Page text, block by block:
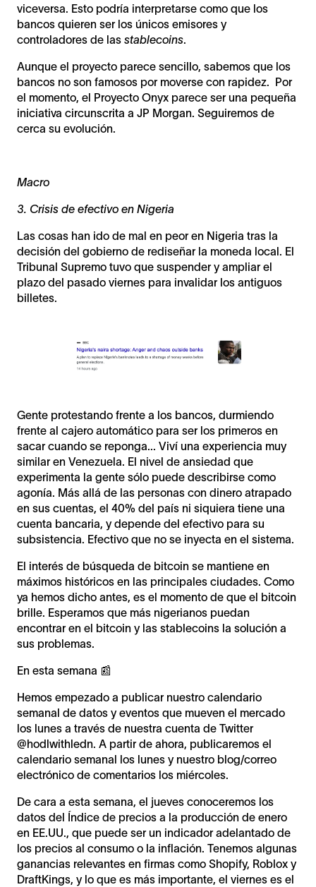
viceversa. Esto podría interpretarse como que los
bancos quieren ser los únicos emisores y
controladores de las stablecoins
Aunque el proyecto parece sencillo, sabemos que los
bancos no son famosos por moverse con rapidez. Por
el momento, el Proyecto Onyx parece ser una pequeña
iniciativa circunscrita a JP Morgan. Seguiremos de
cerca su evolución.
Macro
3. Crisis de efectivo en Nigeria
Las cosas han ido de mal en peor en Nigeria tras la
decisión del gobierno de rediseñar la moneda local. El
Tribunal Supremo tuvo que suspender y ampliar el
plazo del pasado viernes para invalidar los antiguos
billetes.
Gente protestando frente a los bancos, durmiendo
frente al cajero automático para ser los primeros en
sacar cuando se reponga... Viví una experiencia muy
similar en Venezuela. El nivel de ansiedad que
experimenta la gente sólo puede describirse como
agonía. Más allá de las personas con dinero atrapado
en sus cuentas, el 40% del país ni siquiera tiene una
cuenta bancaria, y depende del efectivo para su
subsistencia. Efectivo que no se inyecta en el sistema.
El interés de búsqueda de bitcoin se mantiene en
máximos históricos en las principales ciudades. Como
ya hemos dicho antes, es el momento de que el bitcoin
brille. Esperamos que más nigerianos puedan
encontrar en el bitcoin y las stablecoins la solución a
sus problemas.
En esta semana 📰
Hemos empezado a publicar nuestro calendario
semanal de datos y eventos que mueven el mercado
los lunes a través de nuestra cuenta de Twitter
@hodlwithledn. A partir de ahora, publicaremos el
calendario semanal los lunes y nuestro blog/correo
electrónico de comentarios los miércoles.
De cara a esta semana, el jueves conoceremos los
datos del Índice de precios a la producción de enero
en EE.UU., que puede ser un indicador adelantado de
los precios al consumo o la inflación. Tenemos algunas
ganancias relevantes en firmas como Shopify, Roblox y
DraftKings, y lo que es más importante, el viernes es el